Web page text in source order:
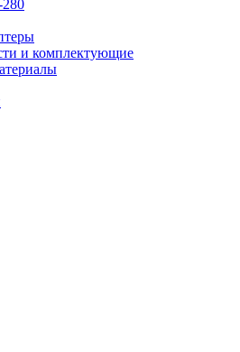
и комплектующие